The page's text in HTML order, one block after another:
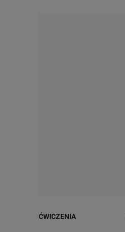
ĆWICZENIA